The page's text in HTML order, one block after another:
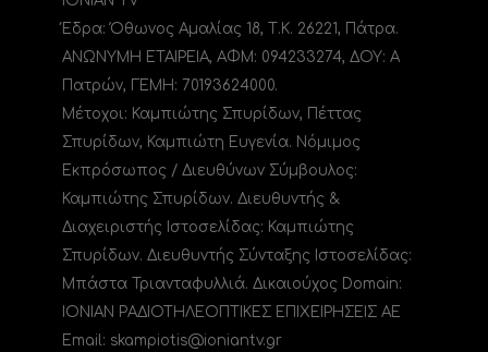
Έδρα: Όθωνος Αμαλίας 18, Τ.Κ. 26221, Πάτρα.
ΑΝΩΝΥΜΗ ΕΤΑΙΡΕΙΑ, ΑΦΜ: 094233274, ΔΟΥ: A
Πατρών, ΓΕΜΗ: 70193624000.
Μέτοχοι: Καμπιώτης Σπυρίδων, Πέττας
Σπυρίδων, Καμπιώτη Ευγενία. Νόμιμος
Εκπρόσωπος / Διευθύνων Σύμβουλος:
Καμπιώτης Σπυρίδων. Διευθυντής &
Διαχειριστής Ιστοσελίδας: Καμπιώτης
Σπυρίδων. Διευθυντής Σύνταξης Ιστοσελίδας:
Μπάστα Τριανταφυλλιά. Δικαιούχος Domain:
ΙΟΝΙΑΝ ΡΑΔΙΟΤΗΛΕΟΠΤΙΚΕΣ ΕΠΙΧΕΙΡΗΣΕΙΣ ΑΕ
Email: skampiotis@ioniantv.gr